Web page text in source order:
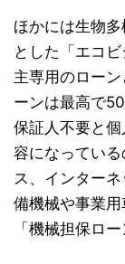
ほかには生物
とした「エコ
主専用のロー
ーンは最高で
保証人不要と
容になってい
ス、インター
備機械や事業
「機械担保ロ